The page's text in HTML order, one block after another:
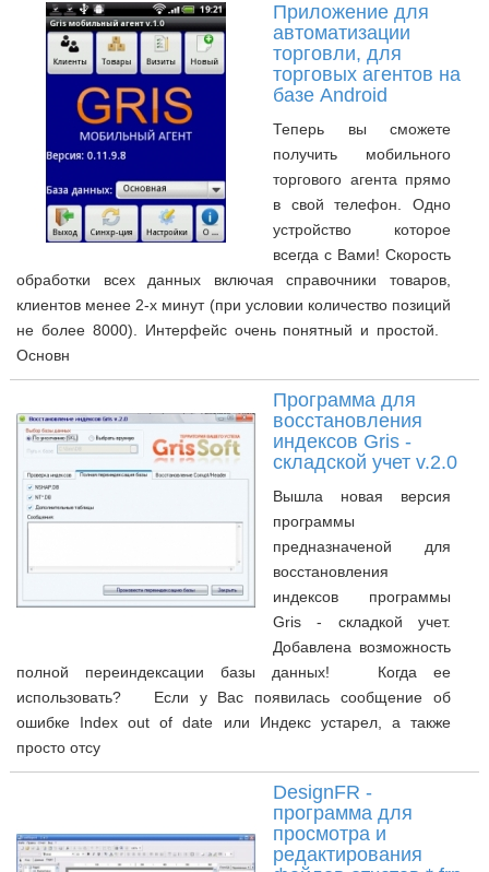
Приложение для
автоматизации
торговли, для
торговых агентов на
базе Android
Теперь вы сможете
получить мобильного
торгового агента прямо
в свой телефон. Одно
устройство которое
всегда с Вами! Скорость
обработки всех данных включая справочники товаров,
клиентов менее 2-х минут (при условии количество позиций
не более 8000). Интерфейс очень понятный и простой.
Основн
Программа для
восстановления
индексов Gris -
складской учет v.2.0
Вышла новая версия
программы
предназначеной для
восстановления
индексов программы
Gris - складкой учет.
Добавлена возможность
полной переиндексации базы данных! Когда ее
использовать? Если у Вас появилась сообщение об
ошибке Index out of date или Индекс устарел, а также
просто отсу
DesignFR -
программа для
просмотра и
редактирования